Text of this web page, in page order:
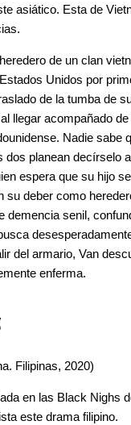
asiático. Esta de
de un clan
Unidos por
de la tumba de
llegar acompañado
Nadie sabe
dos planean decírselo
espera que su hijo
su deber como
demencia senil,
del armario, Van
enferma.
Filipinas, 2020)
en las Black Nighs
este drama filipino.